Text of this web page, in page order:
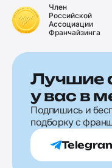
Член
Российской
Ассоциации
Франчайзинга
Лучшие
у вас в
Подпишись и
подборку с